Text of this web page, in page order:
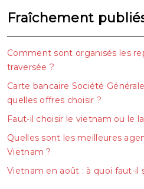
Fraîchement
Comment sont organisés les
traversée ?
Carte bancaire Société
quelles offres choisir ?
Faut-il choisir le vietnam ou le
Quelles sont les meilleures
Vietnam ?
Vietnam en août : à quoi faut-il